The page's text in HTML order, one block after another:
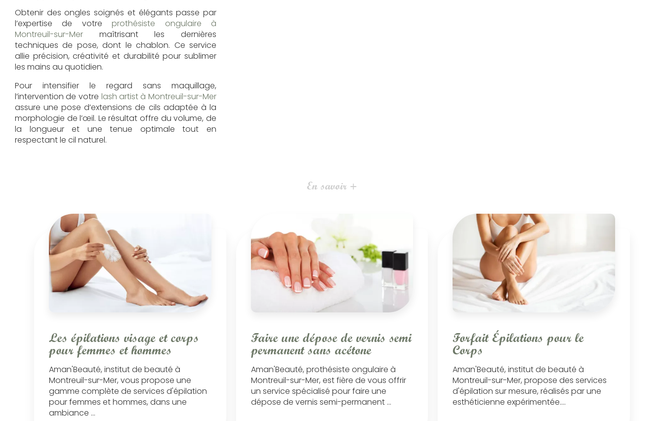
Obtenir des ongles soignés et élégants passe par
l’expertise de votreprothésiste ongulaire à
Montreuil-sur-Mer maîtrisant les dernières
techniques de pose, dont le chablon. Ce service
allie précision, créativité et durabilité pour sublimer
les mains au quotidien.
Pour intensifier le regard sans maquillage,
l’intervention de votre lash artist à Montreuil-sur-Mer
assure une pose d’extensions de cils adaptée à la
morphologie de l’œil. Le résultat offre du volume, de
la longueur et une tenue optimale tout en
respectant le cil naturel.
En savoir +
Les épilations visage et corps
pour femmes et hommes
Aman'Beauté, institut de beauté à
Montreuil-sur-Mer, vous propose une
gamme complète de services d'épilation
pour femmes et hommes, dans une
ambiance ...
Faire une dépose de vernis semi
permanent sans acétone
Aman'Beauté, prothésiste ongulaire à
Montreuil-sur-Mer, est fière de vous offrir
un service spécialisé pour faire une
dépose de vernis semi-permanent ...
Forfait Épilations pour le
Corps
Aman'Beauté, institut de beauté à
Montreuil-sur-Mer, propose des services
d'épilation sur mesure, réalisés par une
esthéticienne expérimentée....